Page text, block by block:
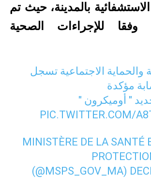
بالمدينة، حيث تم
وفقا للإجراءات الصحية
والحماية الاجتماعية تسجل
مؤكدة
" أوميكرون "
PIC.TWITTER.COM/
— MINISTÈRE DE LA SANTÉ
(@MSPS_GOV_MA)